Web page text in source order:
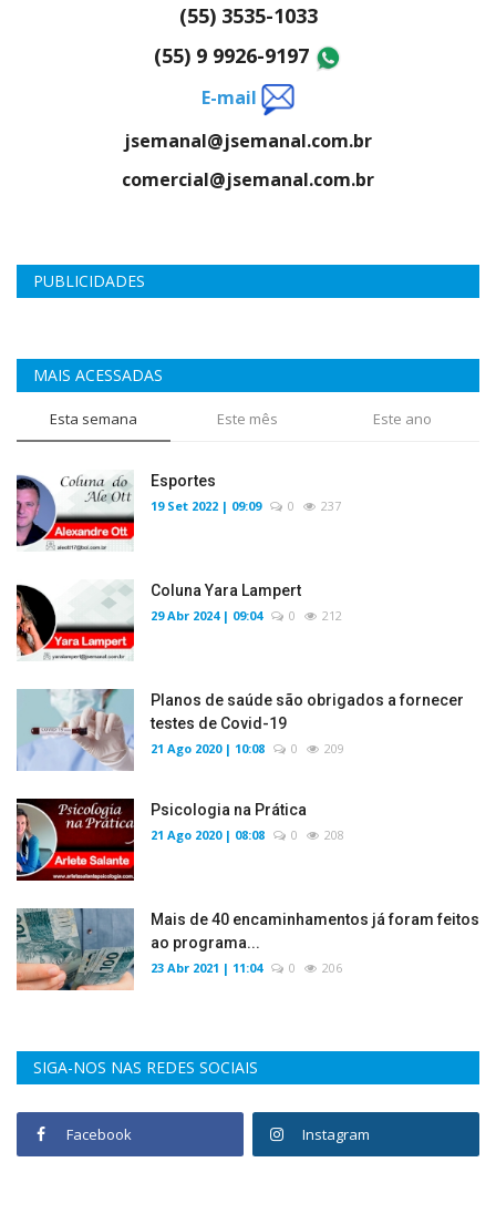
(55) 3535-1033
(55) 9 9926-9197
E-mail
jsemanal@jsemanal.com.br
comercial@jsemanal.com.br
PUBLICIDADES
MAIS ACESSADAS
Esta semana Este mês Este ano
Esportes
19 Set 2022 | 09:09 0 237
Coluna Yara Lampert
29 Abr 2024 | 09:04 0 212
Planos de saúde são obrigados a fornecer
testes de Covid-19
21 Ago 2020 | 10:08 0 209
Psicologia na Prática
21 Ago 2020 | 08:08 0 208
Mais de 40 encaminhamentos já foram feitos
ao programa...
23 Abr 2021 | 11:04 0 206
SIGA-NOS NAS REDES SOCIAIS
Facebook Instagram